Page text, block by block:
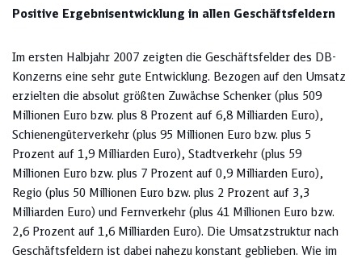
Positive Ergebnisentwicklung in allen Geschäftsfeldern
Im ersten Halbjahr 2007 zeigten die Geschäftsfelder des DB-
Konzerns eine sehr gute Entwicklung. Bezogen auf den Umsatz
erzielten die absolut größten Zuwächse Schenker (plus 509
Millionen Euro bzw. plus 8 Prozent auf 6,8 Milliarden Euro),
Schienengüterverkehr (plus 95 Millionen Euro bzw. plus 5
Prozent auf 1,9 Milliarden Euro), Stadtverkehr (plus 59
Millionen Euro bzw. plus 7 Prozent auf 0,9 Milliarden Euro),
Regio (plus 50 Millionen Euro bzw. plus 2 Prozent auf 3,3
Milliarden Euro) und Fernverkehr (plus 41 Millionen Euro bzw.
2,6 Prozent auf 1,6 Milliarden Euro). Die Umsatzstruktur nach
Geschäftsfeldern ist dabei nahezu konstant geblieben. Wie im